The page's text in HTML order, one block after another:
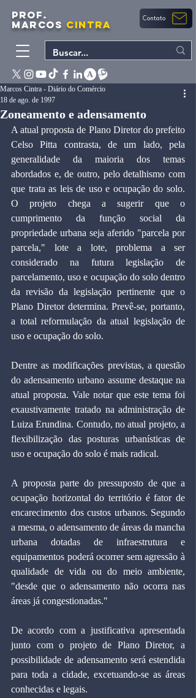
PROF.
MARCOS CINTRA Contato
Zoneamento e adensamento
Marcos Cintra - Diário do Comércio
18 de ago. de 1997
A atual proposta de Plano Diretor do prefeito
Celso Pitta contrasta, de um lado, pela
generalidade da maioria dos temas
abordados e, de outro, pelo detalhismo com
que trata as leis de uso e ocupação do solo.
O projeto chega a sugerir que o
cumprimento da função social da
propriedade urbana seja aferido "parcela por
parcela," lote a lote, problema a ser
considerado na futura legislação de
parcelamento, uso e ocupação do solo dentro
da revisão da legislação pertinente que o
Plano Diretor determina. Prevê-se, portanto,
a total reformulação da atual legislação de
uso e ocupação do solo.
Dentre as modificações previstas, a questão
do adensamento urbano assume destaque na
atual proposta. Vale notar que este tema foi
exaustivamente tratado na administração de
Luiza Erundina. Contudo, no atual projeto, a
flexibilização das posturas urbanísticas de
uso e ocupação do solo é mais radical.
A proposta parte do pressuposto de que a
ocupação horizontal do território é fator de
encarecimento dos custos urbanos. Segundo
a mesma, o adensamento de áreas da mancha
urbana dotadas de infraestrutura e
equipamentos poderá ocorrer sem agressão à
qualidade de vida ou do meio ambiente,
"desde que o adensamento não ocorra nas
áreas já congestionadas."
De acordo com a justificativa apresentada
junto com o projeto de Plano Diretor, a
possibilidade de adensamento será estendida
para toda a cidade, excetuando-se as áreas
conhecidas e legais.